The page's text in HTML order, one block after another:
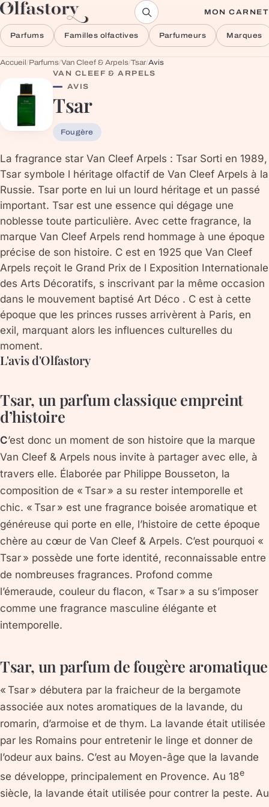
Aller au contenu MON CARNET
Parfums Familles olfactives Parfumeurs Marques
Accueil/Parfums/Van Cleef & Arpels/Tsar/Avis
VAN CLEEF & ARPELS
AVIS
Tsar
Fougère
La fragrance star Van Cleef Arpels : Tsar Sorti en 1989,
Tsar symbole l héritage olfactif de Van Cleef Arpels à la
Russie. Tsar porte en lui un lourd héritage et un passé
important. Tsar est une essence qui dégage une
noblesse toute particulière. Avec cette fragrance, la
marque Van Cleef Arpels rend hommage à une époque
précise de son histoire. C est en 1925 que Van Cleef
Arpels reçoit le Grand Prix de l Exposition Internationale
des Arts Décoratifs, s inscrivant par la même occasion
dans le mouvement baptisé Art Déco . C est à cette
époque que les princes russes arrivèrent à Paris, en
exil, marquant alors les influences culturelles du
moment.
L'avis d'Olfastory
Tsar, un parfum classique empreint
d’histoire
C’est donc un moment de son histoire que la marque
Van Cleef & Arpels nous invite à partager avec elle, à
travers elle. Élaborée par Philippe Bousseton, la
composition de « Tsar » a su rester intemporelle et
chic. « Tsar » est une fragrance boisée aromatique et
généreuse qui porte en elle, l’histoire de cette époque
chère au cœur de Van Cleef & Arpels. C’est pourquoi «
Tsar » possède une forte identité, reconnaissable entre
de nombreuses fragrances. Profond comme
l’émeraude, couleur du flacon, « Tsar » a su s’imposer
comme une fragrance masculine élégante et
intemporelle.
Tsar, un parfum de fougère aromatique
« Tsar » débutera par la fraicheur de la bergamote
associée aux notes aromatiques de la lavande, du
romarin, d’armoise et de thym. La lavande était utilisée
par les Romains pour entretenir le linge et donner de
l’odeur aux bains. C’est au Moyen-âge que la lavande
se développe, principalement en Provence. Au 18e
siècle, la lavande était utilisée pour contrer la peste. Au